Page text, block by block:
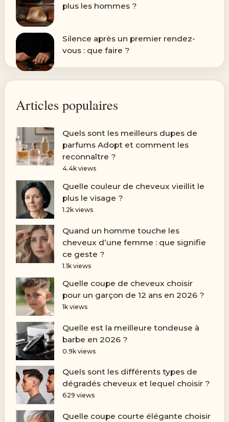
plus les hommes ?
Silence après un premier rendez-
vous : que faire ?
Articles populaires
Quels sont les meilleurs dupes de
parfums Adopt et comment les
reconnaître ?
4.4k views
Quelle couleur de cheveux vieillit le
plus le visage ?
1.2k views
Quand un homme touche les
cheveux d’une femme : que signifie
ce geste ?
1.1k views
Quelle coupe de cheveux choisir
pour un garçon de 12 ans en 2026 ?
1k views
Quelle est la meilleure tondeuse à
barbe en 2026 ?
0.9k views
Quels sont les différents types de
dégradés cheveux et lequel choisir ?
629 views
Quelle coupe courte élégante choisir